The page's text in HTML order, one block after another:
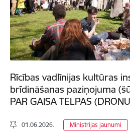
Rīcības vadlīnijas kultūras
brīdināšanas paziņojuma
PAR GAISA TELPAS
01.06.2026. Ministrijas jaunumi